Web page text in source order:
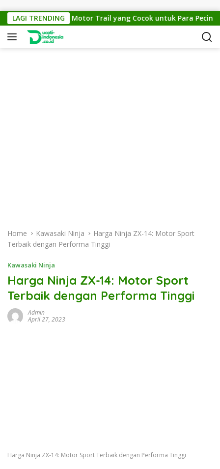
LAGI TRENDING
KTM Cross 150: Motor Trail yang Cocok untuk Para Pecinta
Home Kawasaki Ninja
Harga Ninja ZX-14: Motor Sport
Terbaik dengan Performa Tinggi
Kawasaki Ninja
Harga Ninja ZX-14: Motor Sport
Terbaik dengan Performa Tinggi
Admin
April 27, 2023
Harga Ninja ZX-14: Motor Sport Terbaik dengan Performa Tinggi